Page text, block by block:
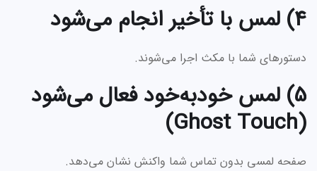
4) لمس با تأخیر انجام می‌شود
دستورهای شما با مکث اجرا می‌شوند.
5) لمس خودبه‌خود فعال می‌شود
(Ghost Touch)
صفحه لمسی بدون تماس شما واکنش نشان می‌دهد.